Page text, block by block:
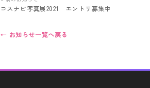
コスナビ写真展2021 エントリ募集中
← お知らせ一覧へ戻る